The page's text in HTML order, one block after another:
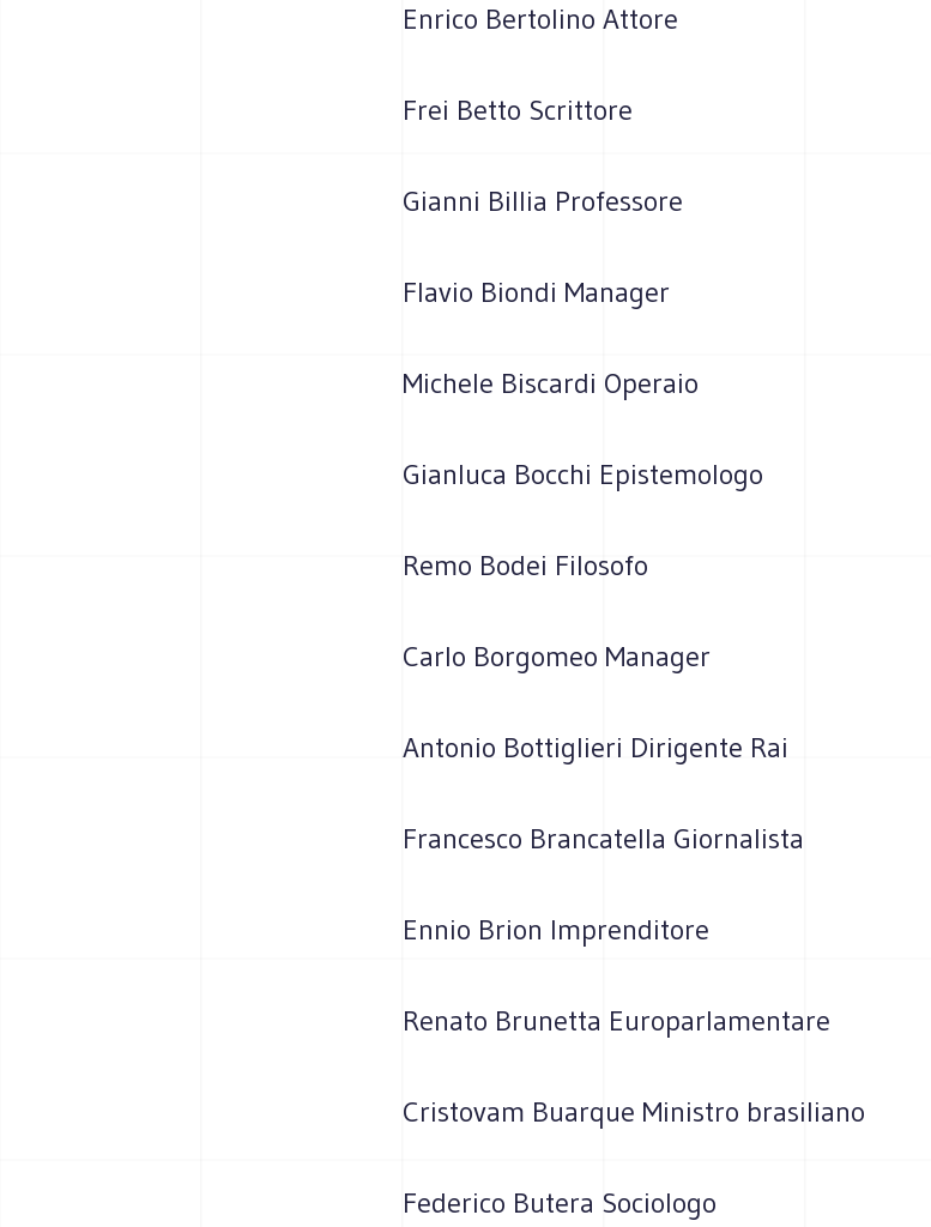
Enrico Bertolino Attore
Frei Betto Scrittore
Gianni Billia Professore
Flavio Biondi Manager
Michele Biscardi Operaio
Gianluca Bocchi Epistemologo
Remo Bodei Filosofo
Carlo Borgomeo Manager
Antonio Bottiglieri Dirigente Rai
Francesco Brancatella Giornalista
Ennio Brion Imprenditore
Renato Brunetta Europarlamentare
Cristovam Buarque Ministro brasiliano
Federico Butera Sociologo